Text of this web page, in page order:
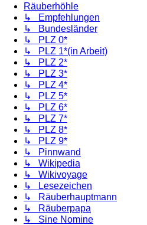
Räuberhöhle
↳ Empfehlungen
↳ Bundesländer
↳ PLZ 0*
↳ PLZ 1*(in Arbeit)
↳ PLZ 2*
↳ PLZ 3*
↳ PLZ 4*
↳ PLZ 5*
↳ PLZ 6*
↳ PLZ 7*
↳ PLZ 8*
↳ PLZ 9*
↳ Pinnwand
↳ Wikipedia
↳ Wikivoyage
↳ Lesezeichen
↳ Räuberhauptmann
↳ Räuberpapa
↳ Sine Nomine